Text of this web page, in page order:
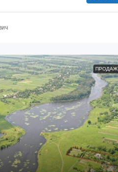
ПРОДАЖ